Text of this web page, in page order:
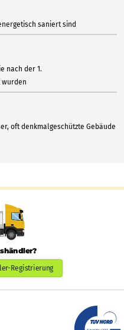
saniert sind
nach der 1.
wurden
oft denkmalgeschützte Gebäude
Registrierung